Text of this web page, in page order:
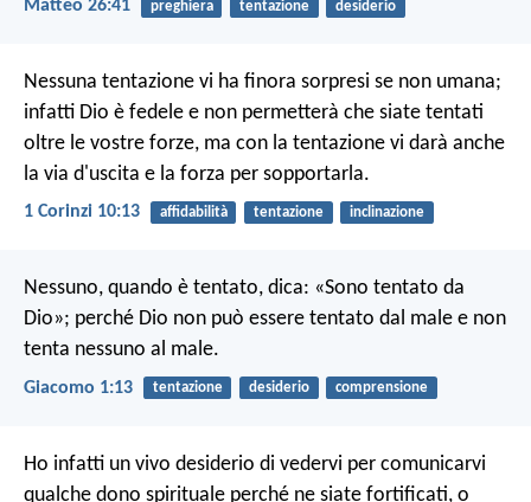
Matteo 26:41 preghiera tentazione desiderio
Nessuna tentazione vi ha finora sorpresi se non umana;
infatti Dio è fedele e non permetterà che siate tentati
oltre le vostre forze, ma con la tentazione vi darà anche
la via d'uscita e la forza per sopportarla.
1 Corinzi 10:13 affidabilità tentazione inclinazione
Nessuno, quando è tentato, dica: «Sono tentato da
Dio»; perché Dio non può essere tentato dal male e non
tenta nessuno al male.
Giacomo 1:13 tentazione desiderio comprensione
Ho infatti un vivo desiderio di vedervi per comunicarvi
qualche dono spirituale perché ne siate fortificati, o